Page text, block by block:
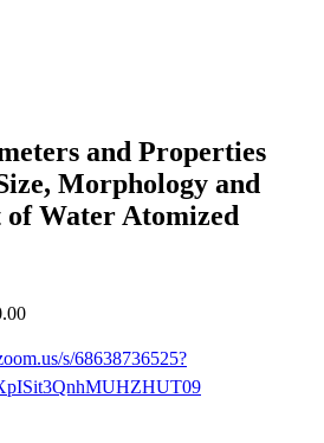
and Properties
Morphology and
of Water Atomized
s/68638736525?